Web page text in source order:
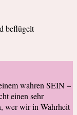
beflügelt
wahren SEIN –
einen sehr
wer wir in Wahrheit